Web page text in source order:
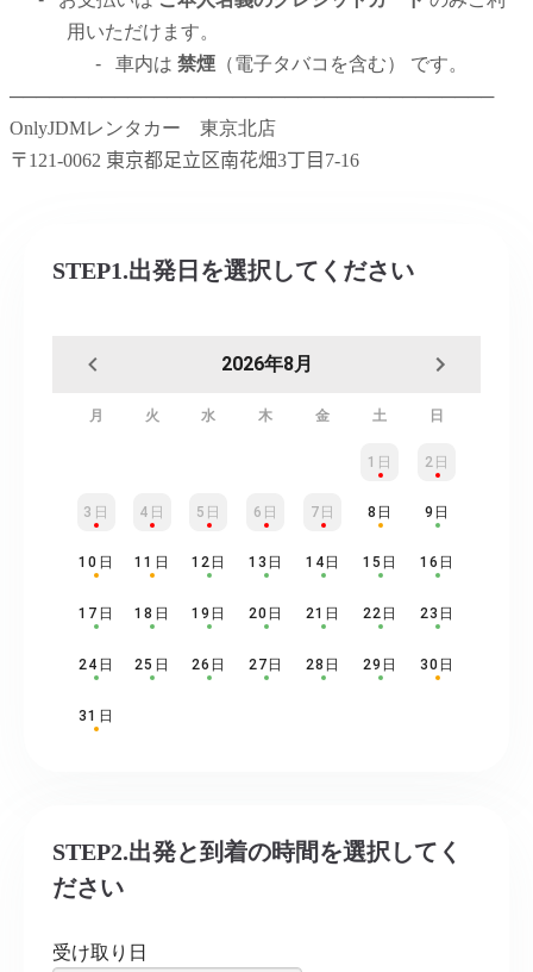
用いただけます。
-
車内は 禁煙 （電子タバコを含む） です。
─────────────────────────────────────
OnlyJDMレンタカー 東京北店
〒121-0062 東京都足立区南花畑3丁目7-16
STEP1.出発日を選択してください
2026年8月
月 火 水 木 金 土 日
1日 2日
3日 4日 5日 6日 7日 8日 9日
10日 11日 12日 13日 14日 15日 16日
17日 18日 19日 20日 21日 22日 23日
24日 25日 26日 27日 28日 29日 30日
31日
STEP2.出発と到着の時間を選択してく
ださい
受け取り日